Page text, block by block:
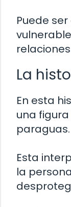
Puede
La
En esta
una
paraguas.
Esta
la